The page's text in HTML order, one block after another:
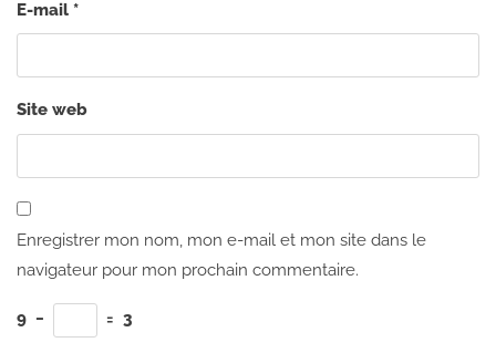
E-mail *
Site web
Enregistrer mon nom, mon e-mail et mon site dans le
navigateur pour mon prochain commentaire.
9 − = 3